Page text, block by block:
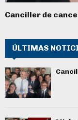
Canciller de
ÚLTIMAS